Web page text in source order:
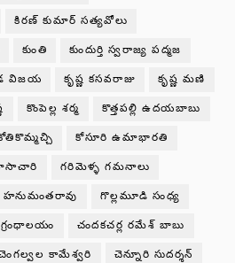
కిరణ్ కుమార్ సత్యవోలు
కుంతి కుందుర్తి స్వరాజ్య పద్మజ
విజయ కృష్ణ కసవరాజు కృష్ణ మణి
కొంపెల్ల శర్మ కొత్తపల్లి ఉదయబాబు
కోసూరి ఉమాభారతి
గరిమెళ్ళ గమనాలు
హనుమంతరావు గొల్లమూడి సంధ్య
గ్రంధాలయం చందకచర్ల రమేశ్ బాబు
కామేశ్వరి చెన్నూరి సుదర్శన్